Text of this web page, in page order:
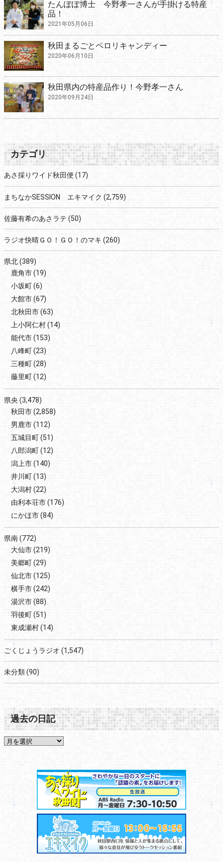
たんぽぽ博士 今野孝一さんが手掛ける特産
品！
2021年05月06日
秋田まるごとペロリキャンディー
2020年06月10日
秋田県内の特産品作り！今野孝一さん
2020年09月24日
カテゴリ
あさ採りワイド秋田便 (17)
まちなかSESSION エキマイク (2,759)
佐藤有希のあさラテ (50)
ラジオ快晴ＧＯ！ＧＯ！のマキ (260)
県北(389)
鹿角市(19)
小坂町(6)
大館市(67)
北秋田市(63)
上小阿仁村(14)
能代市(153)
八峰町(23)
三種町(28)
藤里町(12)
県央 (3,478)
秋田市(2,858)
男鹿市(112)
五城目町(51)
八郎潟町(12)
潟上市(140)
井川町(13)
大潟村(22)
由利本荘市(176)
にかほ市(84)
県南(772)
大仙市(219)
美郷町(29)
仙北市(125)
横手市(242)
湯沢市(88)
羽後町(51)
東成瀬村(14)
ごくじょうラジオ (1,547)
未分類(90)
過去の日記